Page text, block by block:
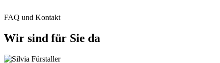
FAQ und Kontakt
Wir sind für Sie da